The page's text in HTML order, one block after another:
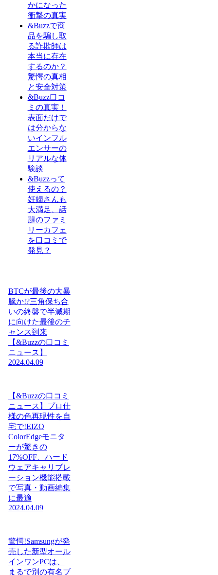
かになった
衝撃の真実
&Buzzで商
品を騙し取
る詐欺師は
本当に存在
するのか？
驚愕の真相
と安全対策
&Buzz口コ
ミの真実！
表面だけで
は分からな
いインフル
エンサーの
リアルな体
験談
&Buzzって
使えるの？
妊婦さんも
大満足、話
題のファミ
リーカフェ
を口コミで
発見？
BTCが最後の大暴
騰か!?三角保ち合
いの終盤で半減期
に向けた最後のチ
ャンス到来
【&Buzzの口コミ
ニュース】
2024.04.09
【&Buzzの口コミ
ニュース】プロ仕
様の色再現性を自
宅で!EIZO
ColorEdgeモニタ
ーが驚きの
17%OFF、ハード
ウェアキャリブレ
ーション機能搭載
で写真・動画編集
に最適
2024.04.09
驚愕!Samsungが発
売した新型オール
インワンPCは、
まるで別の有名ブ